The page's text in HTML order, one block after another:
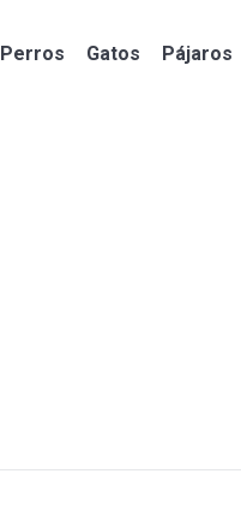
Perros Gatos Pájaros
Perros Gatos Pájaros